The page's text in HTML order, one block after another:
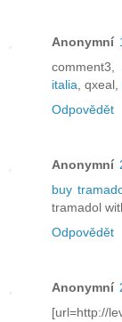
Anonymní
comment3,
italia, qxeal,
Odpovědět
Anonymní
buy
tramadol
Odpovědět
Anonymní